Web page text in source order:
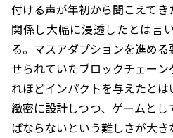
付ける声が年初から聞こえて
関係し大幅に浸透したとは言
る。マスアダプションを進め
せられていたブロックチェー
れほどインパクトを与えたと
緻密に設計しつつ、ゲームと
ばならないという難しさが大